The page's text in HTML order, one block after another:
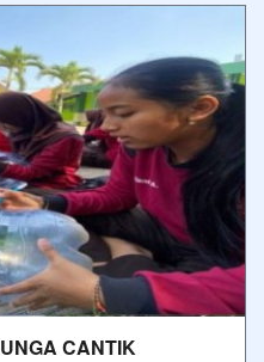
CANTIK